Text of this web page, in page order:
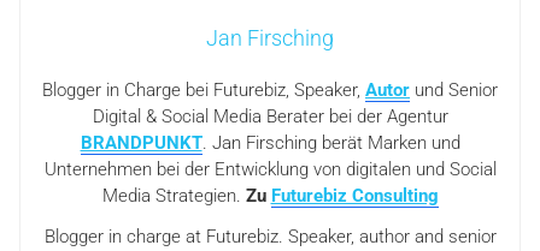
Jan Firsching
Blogger in Charge bei Futurebiz, Speaker, Autor und Senior
Digital & Social Media Berater bei der Agentur
BRANDPUNKT. Jan Firsching berät Marken und
Unternehmen bei der Entwicklung von digitalen und Social
Media Strategien. Zu Futurebiz Consulting
Blogger in charge at Futurebiz. Speaker, author and senior